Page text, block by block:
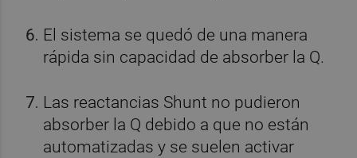
El sistema se quedó de una manera
rápida sin capacidad de absorber la Q.
Las reactancias Shunt no pudieron
absorber la Q debido a que no están
automatizadas y se suelen activar